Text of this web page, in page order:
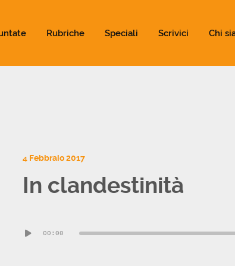
Rubriche Speciali Scrivici Chi
4 Febbraio 2017
In clandestinità
Player00:00